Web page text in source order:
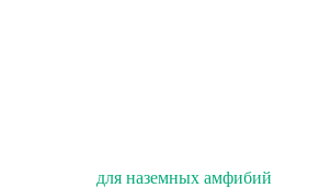
для наземных амфибий